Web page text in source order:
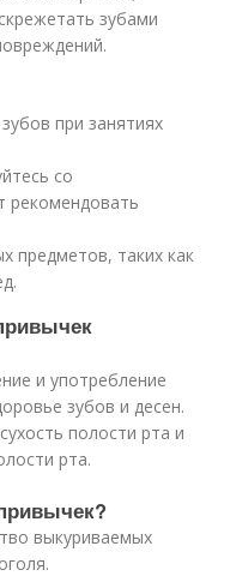
зубами
при занятиях
со
рекомендовать
предметов, таких как
и употребление
зубов и десен.
полости рта и
рта.
выкуриваемых